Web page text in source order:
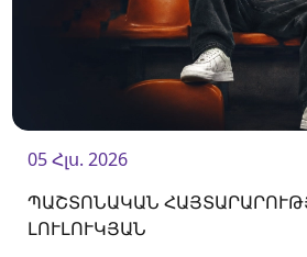
05 Հլս. 2026
ՊԱՇՏՈՆԱԿԱՆ
ԼՈՒԼՈՒԿՅԱՆ